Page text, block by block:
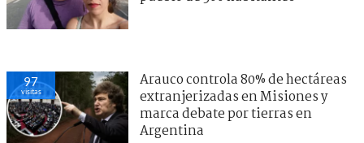
97
visitas
Arauco controla 80% de hectáreas
extranjerizadas en Misiones y
marca debate por tierras en
Argentina